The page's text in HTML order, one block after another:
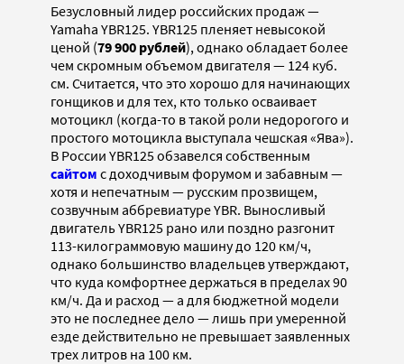
Безусловный лидер российских продаж —
Yamaha YBR125. YBR125 пленяет невысокой
ценой (79 900 рублей), однако обладает более
чем скромным объемом двигателя — 124 куб.
см. Считается, что это хорошо для начинающих
гонщиков и для тех, кто только осваивает
мотоцикл (когда-то в такой роли недорогого и
простого мотоцикла выступала чешская «Ява»).
В России YBR125 обзавелся собственным
сайтом с доходчивым форумом и забавным —
хотя и непечатным — русским прозвищем,
созвучным аббревиатуре YBR. Выносливый
двигатель YBR125 рано или поздно разгонит
113-килограммовую машину до 120 км/ч,
однако большинство владельцев утверждают,
что куда комфортнее держаться в пределах 90
км/ч. Да и расход — а для бюджетной модели
это не последнее дело — лишь при умеренной
езде действительно не превышает заявленных
трех литров на 100 км.